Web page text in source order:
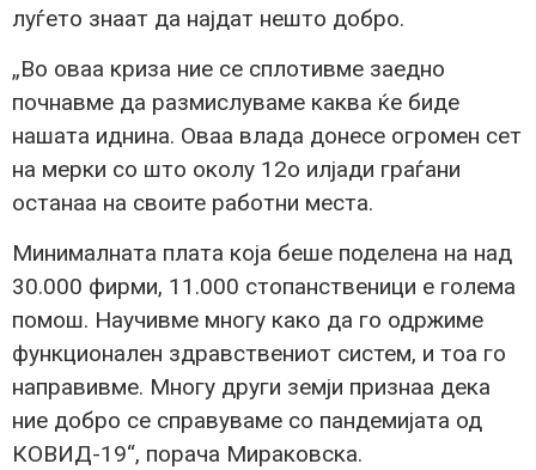
луѓето знаат да најдат нешто добро.
„Во оваа криза ние се сплотивме заедно
почнавме да размислуваме каква ќе биде
нашата иднина. Оваа влада донесе огромен сет
на мерки со што околу 12о илјади граѓани
останаа на своите работни места.
Минималната плата која беше поделена на над
30.000 фирми, 11.000 стопанственици е голема
помош. Научивме многу како да го одржиме
функционален здравствениот систем, и тоа го
направивме. Многу други земји признаа дека
ние добро се справуваме со пандемијата од
КОВИД-19“, порача Мираковска.